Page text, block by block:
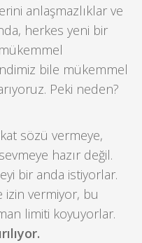
anlaşmazlıklar ve
herkes yeni bir
bile mükemmel
Peki neden?
sözü vermeye,
hazır değil.
bir anda istiyorlar.
izin vermiyor, bu
limiti koyuyorlar.